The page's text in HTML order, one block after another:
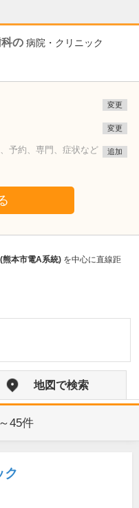
の 病院・クリニック
変更
変更
予約、専門、症状など
追加
熊本市電A系統) を中心に直線距
地図で検索
45件
ク